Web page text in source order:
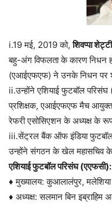
i.19 मई, 2019 को,शिवप्पा शेट्टी
बहु-अंग विफलता के कारण निधन
(एआईएफएफ) ने उनके निधन पर
ii.उन्होंने एशियाई फुटबॉल
प्रशिक्षक, एआईएफएफ मैच
रेफरी एसोसिएशन के अध्यक्ष के
iii.सेंट्रल बैंक ऑफ इंडिया
उन्होंने संगठन के खेल महासचिव के
एशियाई फुटबॉल परिसंघ (एएफसी):
♦ मुख्यालय: कुआलालंपुर, मलेशिया
♦ अध्यक्ष: सलमान बिन इब्राहिम